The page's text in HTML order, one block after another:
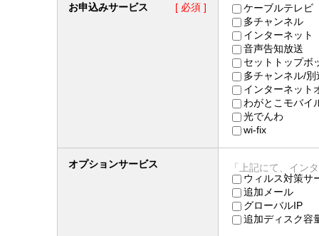
お申込みサービス [ 必須 ]
ケーブルテレビ
多チャンネル
インターネット
音声告知放送
セットトップボ
多チャンネル/
インターネット
わがとこモバイ
光でんわ
wi-fix
オプションサービス
「上記にて、イン
ウィルス対策サ
追加メール
グローバルIP
追加ディスク容